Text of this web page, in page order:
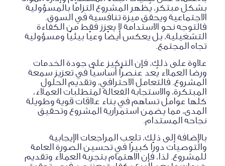
بشكل مبتكر، يُظهر المشروع التزامًا بالمسؤولية
الاجتماعية ويحقق ميزة تنافسية في السوق.
فالتوجه نحو الاستدامة لا يعزز فقط من الكفاءة
التشغيلية، بل يعكس أيضًا وعيًا بيئيًا ومسؤولية
تجاه المجتمع.
علاوة على ذلك، فإن التركيز على جودة الخدمات
ورضا العملاء يُعد عنصرًا أساسيًا في تعزيز سمعة
المشروع. فالتعامل الاحترافي، وتقديم الحلول
المبتكرة، والاستجابة الفعالة لمتطلبات العملاء،
كلها عوامل تساهم في بناء علاقات قوية وطويلة
المدى، مما يضمن استمرارية المشروع وتحقيق
نجاحه المستدام.
بالإضافة إلى ذلك، تلعب المراجعات الإيجابية
والتوصيات دورًا كبيرًا في تحسين الصورة العامة
للمشروع. لذا، فإن الاهتمام بتجربة العملاء وتقديم